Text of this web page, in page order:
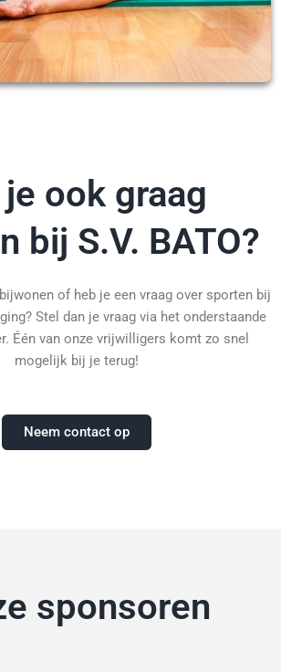
ook graag
bij S.V. BATO?
of heb je een vraag over sporten bij
Stel dan je vraag via het onderstaande
Één van onze vrijwilligers komt zo snel
mogelijk bij je terug!
Neem contact op
sponsoren